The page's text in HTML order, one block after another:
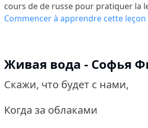
cours de de russe pour pratiquer la
Commencer à apprendre cette
Живая вода - Софья
Скажи, что будет с нами,
Когда за облаками